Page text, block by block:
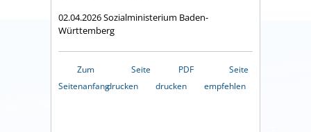
02.04.2026 Sozialministerium Baden-
Württemberg
Zum
Seitenanfang
Seite
drucken
PDF
drucken
Seite
empfehlen